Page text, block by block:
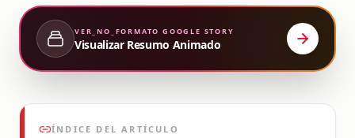
VER_NO_FORMATO GOOGLE STORY
Visualizar Resumo Animado
ÍNDICE DEL ARTÍCULO